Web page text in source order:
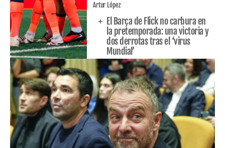
Artur López
El Barça de Flick no carbura en
la pretemporada: una victoria y
dos derrotas tras el ‘virus
Mundial’